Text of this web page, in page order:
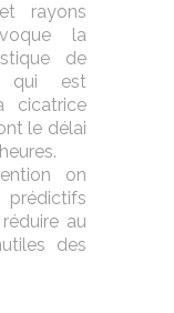
rayons
la
de
qui est
cicatrice
le délai
on
prédictifs
au
des